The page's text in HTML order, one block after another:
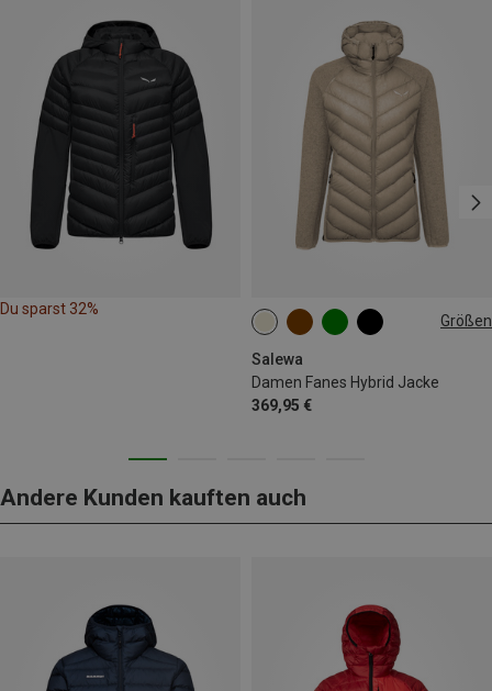
Du sparst 32%
Größen
Salewa
Damen Fanes Hybrid Jacke
369,95 €
XS S M
Andere Kunden kauften auch